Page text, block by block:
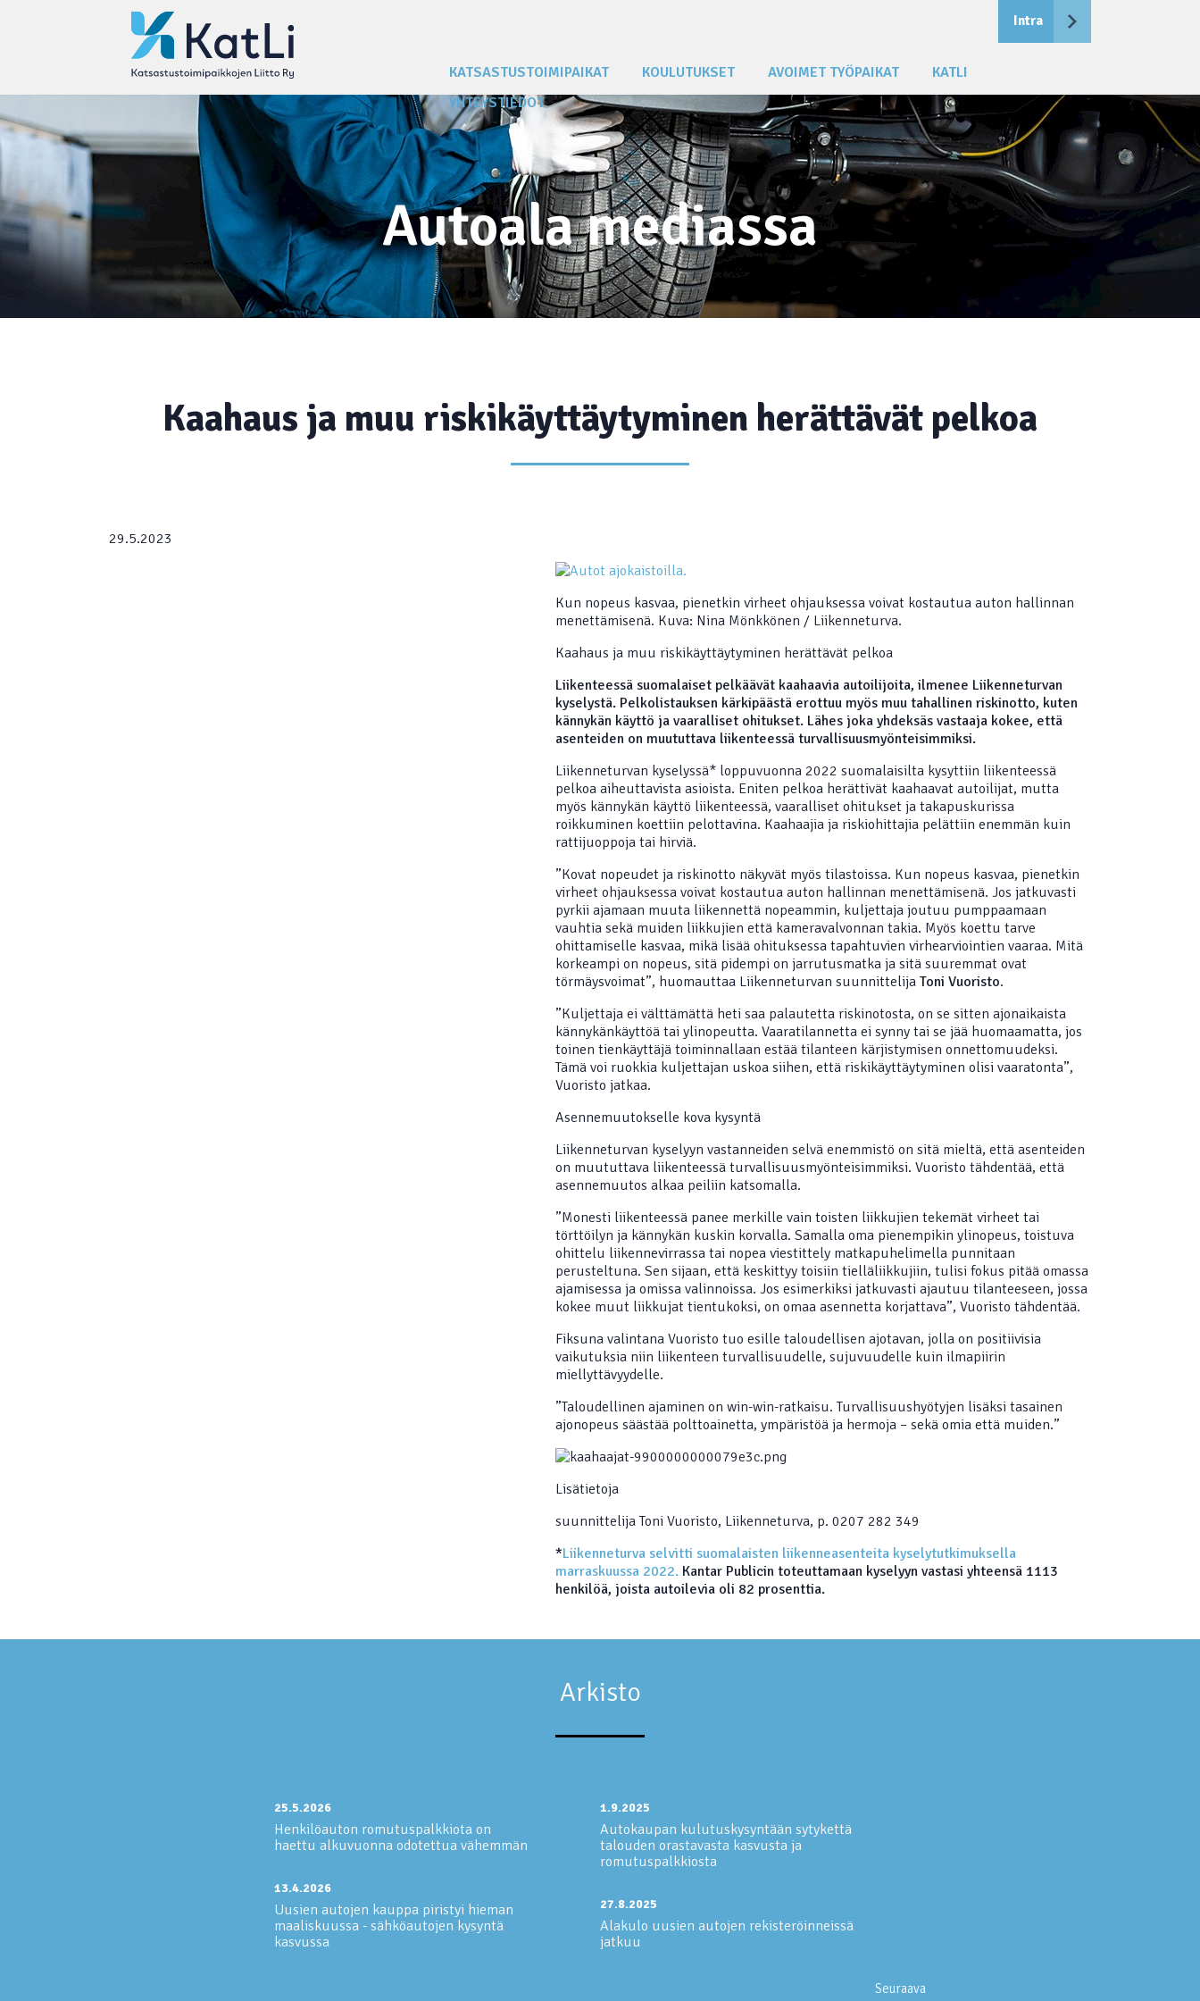
Intra
KATSASTUSTOIMIPAIKAT KOULUTUKSET AVOIMET TYÖPAIKAT
KATLI
YHTEYSTIEDOT
Autoala mediassa
Kaahaus ja muu riskikäyttäytyminen herättävät pelkoa
29.5.2023
Kun nopeus kasvaa, pienetkin virheet ohjauksessa voivat kostautua auton hallinnan
menettämisenä. Kuva: Nina Mönkkönen / Liikenneturva.
Kaahaus ja muu riskikäyttäytyminen herättävät pelkoa
Liikenteessä suomalaiset pelkäävät kaahaavia autoilijoita, ilmenee Liikenneturvan
kyselystä. Pelkolistauksen kärkipäästä erottuu myös muu tahallinen riskinotto, kuten
kännykän käyttö ja vaaralliset ohitukset. Lähes joka yhdeksäs vastaaja kokee, että
asenteiden on muututtava liikenteessä turvallisuusmyönteisimmiksi.
Liikenneturvan kyselyssä* loppuvuonna 2022 suomalaisilta kysyttiin liikenteessä
pelkoa aiheuttavista asioista. Eniten pelkoa herättivät kaahaavat autoilijat, mutta
myös kännykän käyttö liikenteessä, vaaralliset ohitukset ja takapuskurissa
roikkuminen koettiin pelottavina. Kaahaajia ja riskiohittajia pelättiin enemmän kuin
rattijuoppoja tai hirviä.
”Kovat nopeudet ja riskinotto näkyvät myös tilastoissa. Kun nopeus kasvaa, pienetkin
virheet ohjauksessa voivat kostautua auton hallinnan menettämisenä. Jos jatkuvasti
pyrkii ajamaan muuta liikennettä nopeammin, kuljettaja joutuu pumppaamaan
vauhtia sekä muiden liikkujien että kameravalvonnan takia. Myös koettu tarve
ohittamiselle kasvaa, mikä lisää ohituksessa tapahtuvien virhearviointien vaaraa. Mitä
korkeampi on nopeus, sitä pidempi on jarrutusmatka ja sitä suuremmat ovat
törmäysvoimat”, huomauttaa Liikenneturvan suunnittelija Toni Vuoristo.
”Kuljettaja ei välttämättä heti saa palautetta riskinotosta, on se sitten ajonaikaista
kännykänkäyttöä tai ylinopeutta. Vaaratilannetta ei synny tai se jää huomaamatta, jos
toinen tienkäyttäjä toiminnallaan estää tilanteen kärjistymisen onnettomuudeksi.
Tämä voi ruokkia kuljettajan uskoa siihen, että riskikäyttäytyminen olisi vaaratonta”,
Vuoristo jatkaa.
Asennemuutokselle kova kysyntä
Liikenneturvan kyselyyn vastanneiden selvä enemmistö on sitä mieltä, että asenteiden
on muututtava liikenteessä turvallisuusmyönteisimmiksi. Vuoristo tähdentää, että
asennemuutos alkaa peiliin katsomalla.
”Monesti liikenteessä panee merkille vain toisten liikkujien tekemät virheet tai
törttöilyn ja kännykän kuskin korvalla. Samalla oma pienempikin ylinopeus, toistuva
ohittelu liikennevirrassa tai nopea viestittely matkapuhelimella punnitaan
perusteltuna. Sen sijaan, että keskittyy toisiin tielläliikkujiin, tulisi fokus pitää omassa
ajamisessa ja omissa valinnoissa. Jos esimerkiksi jatkuvasti ajautuu tilanteeseen, jossa
kokee muut liikkujat tientukoksi, on omaa asennetta korjattava”, Vuoristo tähdentää.
Fiksuna valintana Vuoristo tuo esille taloudellisen ajotavan, jolla on positiivisia
vaikutuksia niin liikenteen turvallisuudelle, sujuvuudelle kuin ilmapiirin
miellyttävyydelle.
”Taloudellinen ajaminen on win-win-ratkaisu. Turvallisuushyötyjen lisäksi tasainen
ajonopeus säästää polttoainetta, ympäristöä ja hermoja – sekä omia että muiden.”
Lisätietoja
suunnittelija Toni Vuoristo, Liikenneturva, p. 0207 282 349
*Liikenneturva selvitti suomalaisten liikenneasenteita kyselytutkimuksella
marraskuussa 2022. Kantar Publicin toteuttamaan kyselyyn vastasi yhteensä 1113
henkilöä, joista autoilevia oli 82 prosenttia.
Arkisto
25.5.2026
Henkilöauton romutuspalkkiota on
haettu alkuvuonna odotettua vähemmän
13.4.2026
Uusien autojen kauppa piristyi hieman
maaliskuussa - sähköautojen kysyntä
kasvussa
1.9.2025
Autokaupan kulutuskysyntään sytykettä
talouden orastavasta kasvusta ja
romutuspalkkiosta
27.8.2025
Alakulo uusien autojen rekisteröinneissä
jatkuu
Seuraava